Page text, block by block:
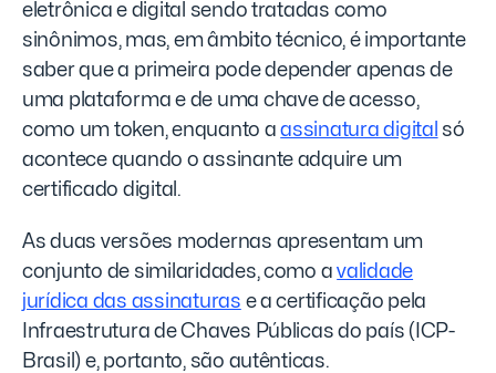
eletrônica e digital sendo tratadas como
sinônimos, mas, em âmbito técnico, é importante
saber que a primeira pode depender apenas de
uma plataforma e de uma chave de acesso,
como um token, enquanto aassinatura digital só
acontece quando o assinante adquire um
certificado digital.
As duas versões modernas apresentam um
conjunto de similaridades, como avalidade
jurídica das assinaturas e a certificação pela
Infraestrutura de Chaves Públicas do país (ICP-
Brasil) e, portanto, são autênticas.